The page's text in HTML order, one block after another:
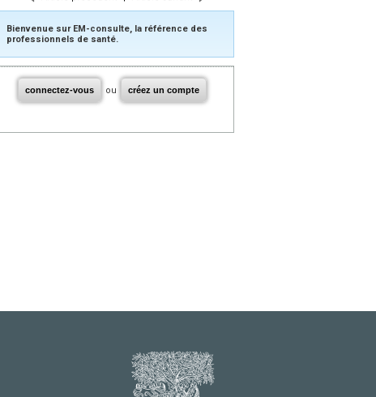
Bienvenue sur EM-consulte, la référence des
professionnels de santé.
connectez-vous ou créez un compte